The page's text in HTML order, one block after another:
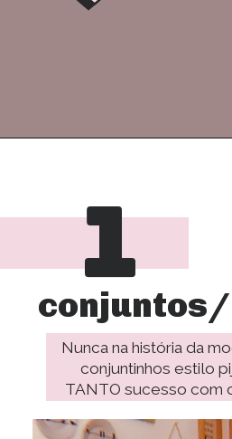
Nunca na história da
conjuntinhos estilo
TANTO sucesso com
1